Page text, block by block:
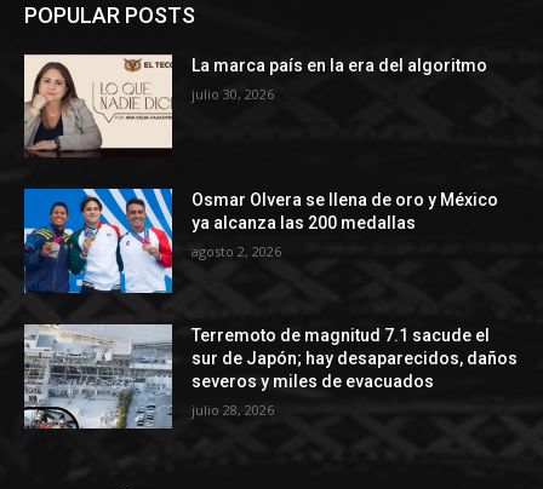
POPULAR POSTS
La marca país en la era del algoritmo
julio 30, 2026
Osmar Olvera se llena de oro y México
ya alcanza las 200 medallas
agosto 2, 2026
Terremoto de magnitud 7.1 sacude el
sur de Japón; hay desaparecidos, daños
severos y miles de evacuados
julio 28, 2026